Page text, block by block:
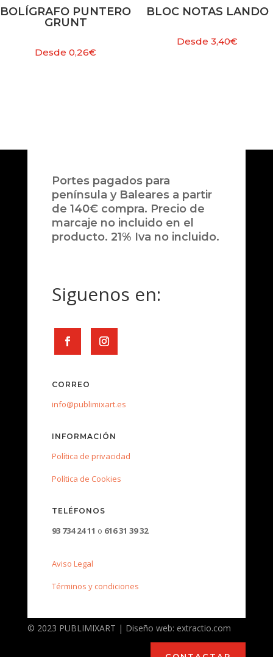
BOLÍGRAFO PUNTERO
GRUNT
Desde0,26€
BLOC NOTAS LANDO
Desde3,40€
Portes pagados para
península y Baleares a partir
de 140€ compra. Precio de
marcaje no incluido en el
producto. 21% Iva no incluido.
Siguenos en:
CORREO
info@publimixart.es
INFORMACIÓN
Política de privacidad
Política de Cookies
TELÉFONOS
93 734 24 11 o 616 31 39 32
Aviso Legal
Términos y condiciones
© 2023 PUBLIMIXART | Diseño web: extractio.com